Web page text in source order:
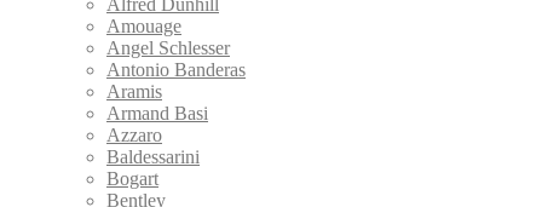
Alfred Dunhill
Amouage
Angel Schlesser
Antonio Banderas
Aramis
Armand Basi
Azzaro
Baldessarini
Bogart
Bentley